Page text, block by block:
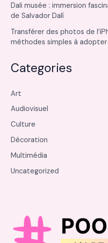
Dali musée : immersion
de Salvador Dalí
Transférer des photos de
méthodes simples à adopter
Categories
Art
Audiovisuel
Culture
Décoration
Multimédia
Uncategorized